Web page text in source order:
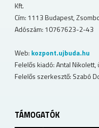
Kft.
Cím: 1113 Budapest,
Adószám: 10767623-2-43
Web: kozpont.ujbuda.hu
Felelős kiadó: Antal Nikolett,
Felelős szerkesztő: Szabó
TÁMOGATÓK